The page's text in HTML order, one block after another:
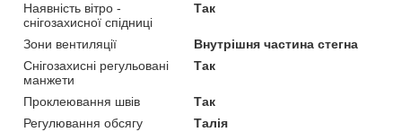
Наявність вітро -
снігозахисної спідниці
Так
Зони вентиляції
Внутрішня частина стегна
Снігозахисні регульовані
манжети
Так
Проклеювання швів
Так
Регулювання обсягу
Талія